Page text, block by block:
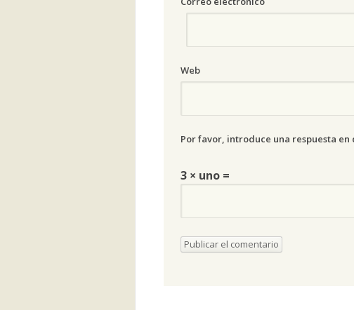
Web
Por favor, introduce una respuesta en
3 × uno =